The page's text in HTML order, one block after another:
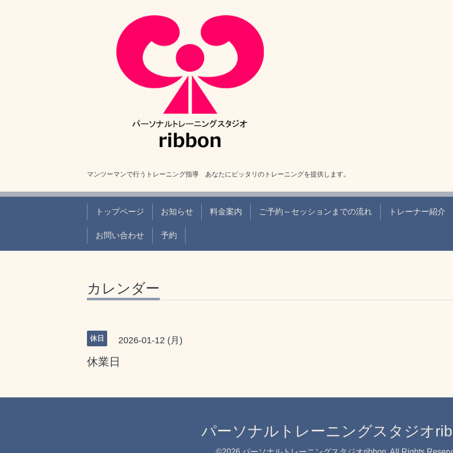
マンツーマンで行うトレーニング指導 あなたにピッタリのトレーニングを提供します。
トップページ お知らせ 料金案内 ご予約～セッションまでの流れ トレーナー紹介
お問い合わせ 予約
カレンダー
休日 2026-01-12 (月)
休業日
パーソナルトレーニングスタジオ